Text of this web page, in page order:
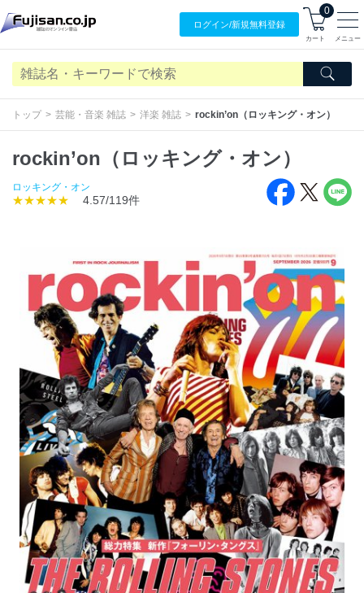
ログイン/新規無料登録
0
カート メニュー
トップ 芸能・音楽 雑誌 洋楽 雑誌 rockin’on（ロッキング・オン）
rockin’on（ロッキング・オン）
ロッキング・オン
★★★★★ 4.57/119件